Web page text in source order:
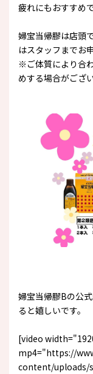
疲れにもおすすめで
婦宝当帰膠は店頭
はスタッフまでお
※ご体質により合
めする場合がござ
婦宝当帰膠Bの公
ると嬉しいです。
[video
mp4="https://
content/uploads/